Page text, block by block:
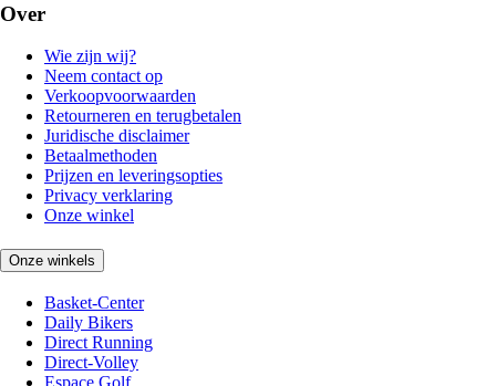
Over
Wie zijn wij?
Neem contact op
Verkoopvoorwaarden
Retourneren en terugbetalen
Juridische disclaimer
Betaalmethoden
Prijzen en leveringsopties
Privacy verklaring
Onze winkel
Onze winkels
Basket-Center
Daily Bikers
Direct Running
Direct-Volley
Espace Golf